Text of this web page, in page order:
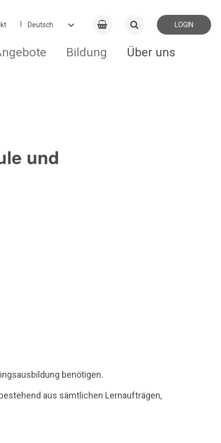
LOGIN
Bildung Über uns
und
benötigen.
aus sämtlichen Lernaufträgen,